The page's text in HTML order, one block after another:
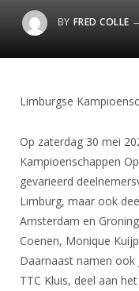
BY FRED COLLE
Limburgse
Op zaterdag 30 mei
Kampioenschappen
gevarieerd
Limburg, maar ook
Amsterdam en
Coenen, Monique
Daarnaast namen ook
TTC Kluis, deel aan